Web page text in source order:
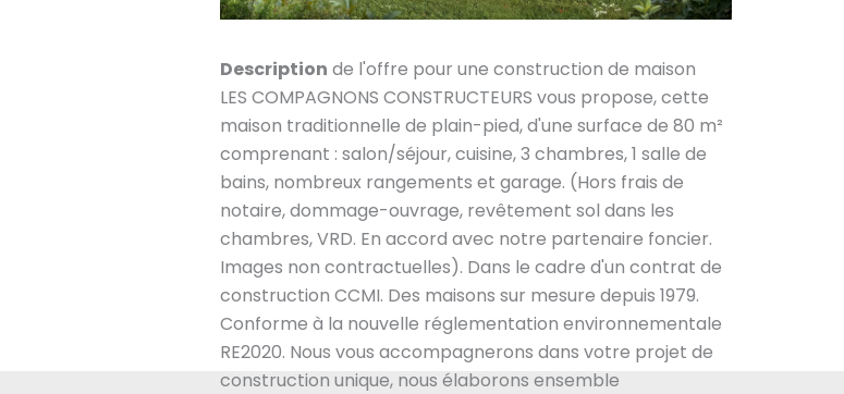
Description de l'offre pour une construction de maison
LES COMPAGNONS CONSTRUCTEURS vous propose, cette
maison traditionnelle de plain-pied, d'une surface de 80 m²
comprenant : salon/séjour, cuisine, 3 chambres, 1 salle de
bains, nombreux rangements et garage. (Hors frais de
notaire, dommage-ouvrage, revêtement sol dans les
chambres, VRD. En accord avec notre partenaire foncier.
Images non contractuelles). Dans le cadre d'un contrat de
construction CCMI. Des maisons sur mesure depuis 1979.
Conforme à la nouvelle réglementation environnementale
RE2020. Nous vous accompagnerons dans votre projet de
construction unique, nous élaborons ensemble